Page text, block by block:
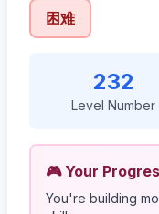
困难
232
Level Number
🎮 Your
You're building